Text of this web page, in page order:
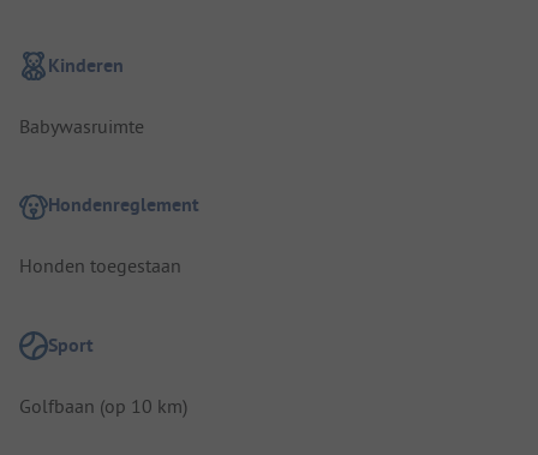
Kinderen
Babywasruimte
Hondenreglement
Honden toegestaan
Sport
Golfbaan (op 10 km)